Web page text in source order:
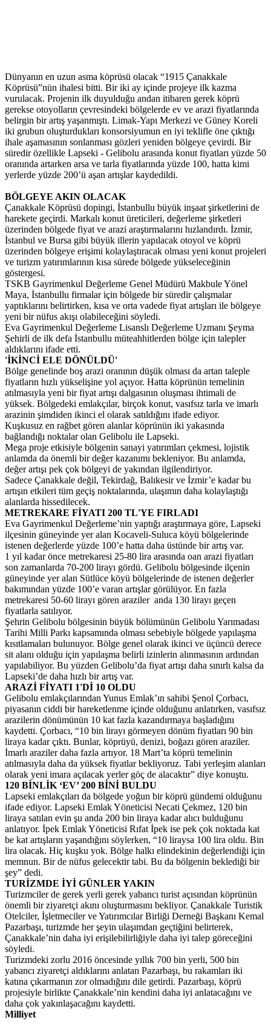
Dünyanın en uzun asma köprüsü olacak “1915 Çanakkale
Köprüsü”nün ihalesi bitti. Bir iki ay içinde projeye ilk kazma
vurulacak. Projenin ilk duyulduğu andan itibaren gerek köprü
gerekse otoyolların çevresindeki bölgelerde ev ve arazi fiyatlarında
belirgin bir artış yaşanmıştı. Limak-Yapı Merkezi ve Güney Koreli
iki grubun oluşturdukları konsorsiyumun en iyi teklifle öne çıktığı
ihale aşamasının sonlanması gözleri yeniden bölgeye çevirdi. Bir
süredir özellikle Lapseki - Gelibolu arasında konut fiyatları yüzde 50
oranında artarken arsa ve tarla fiyatlarında yüzde 100, hatta kimi
yerlerde yüzde 200’ü aşan artışlar kaydedildi.
BÖLGEYE AKIN OLACAK
Çanakkale Köprüsü dopingi, İstanbullu büyük inşaat şirketlerini de
harekete geçirdi. Markalı konut üreticileri, değerleme şirketleri
üzerinden bölgede fiyat ve arazi araştırmalarını hızlandırdı. İzmir,
İstanbul ve Bursa gibi büyük illerin yapılacak otoyol ve köprü
üzerinden bölgeye erişimi kolaylaştıracak olması yeni konut projeleri
ve turizm yatırımlarının kısa sürede bölgede yükseleceğinin
göstergesi.
TSKB Gayrimenkul Değerleme Genel Müdürü Makbule Yönel
Maya, İstanbullu firmalar için bölgede bir süredir çalışmalar
yaptıklarını belirtirken, kısa ve orta vadede fiyat artışları ile bölgeye
yeni bir nüfus akışı olabileceğini söyledi.
Eva Gayrimenkul Değerleme Lisanslı Değerleme Uzmanı Şeyma
Şehirli de ilk defa İstanbullu müteahhitlerden bölge için talepler
aldıklarını ifade etti.
'İKİNCİ ELE DÖNÜLDÜ'
Bölge genelinde boş arazi oranının düşük olması da artan taleple
fiyatların hızlı yükselişine yol açıyor. Hatta köprünün temelinin
atılmasıyla yeni bir fiyat artışı dalgasının oluşması ihtimali de
yüksek. Bölgedeki emlakçılar, birçok konut, vasıfsız tarla ve imarlı
arazinin şimdiden ikinci el olarak satıldığını ifade ediyor.
Kuşkusuz en rağbet gören alanlar köprünün iki yakasında
bağlandığı noktalar olan Gelibolu ile Lapseki.
Mega proje etkisiyle bölgenin sanayi yatırımları çekmesi, lojistik
anlamda da önemli bir değer kazanımı bekleniyor. Bu anlamda,
değer artışı pek çok bölgeyi de yakından ilgilendiriyor.
Sadece Çanakkale değil, Tekirdağ, Balıkesir ve İzmir’e kadar bu
artışın etkileri tüm geçiş noktalarında, ulaşımın daha kolaylaştığı
alanlarda hissedilecek.
METREKARE FİYATI 200 TL'YE FIRLADI
Eva Gayrimenkul Değerleme’nin yaptığı araştırmaya göre, Lapseki
ilçesinin güneyinde yer alan Kocaveli-Suluca köyü bölgelerinde
istenen değerlerde yüzde 100’e hatta daha üstünde bir artış var.
1 yıl kadar önce metrekaresi 25-80 lira arasında oan arazi fiyatları
son zamanlarda 70-200 lirayı gördü. Gelibolu bölgesinde ilçenin
güneyinde yer alan Sütlüce köyü bölgelerinde de istenen değerler
bakımından yüzde 100’e varan artışlar görülüyor. En fazla
metrekaresi 50-60 lirayı gören araziler anda 130 lirayı geçen
fiyatlarla satılıyor.
Şehrin Gelibolu bölgesinin büyük bölümünün Gelibolu Yarımadası
Tarihi Milli Parkı kapsamında olması sebebiyle bölgede yapılaşma
kısıtlamaları bulunuyor. Bölge genel olarak ikinci ve üçüncü derece
sit alanı olduğu için yapılaşma belirli izinlerin alınmasının ardından
yapılabiliyor. Bu yüzden Gelibolu’da fiyat artışı daha sınırlı kalsa da
Lapseki’de daha hızlı bir artış var.
ARAZİ FİYATI 1'Dİ 10 OLDU
Gelibolu emlakçılarından Yunus Emlak’ın sahibi Şenol Çorbacı,
piyasanın ciddi bir hareketlenme içinde olduğunu anlatırken, vasıfsız
arazilerin dönümünün 10 kat fazla kazandırmaya başladığını
kaydetti. Çorbacı, “10 bin lirayı görmeyen dönüm fiyatları 90 bin
liraya kadar çıktı. Bunlar, köprüyü, denizi, boğazı gören araziler.
İmarlı araziler daha fazla artıyor. 18 Mart’ta köprü temelinin
atılmasıyla daha da yüksek fiyatlar bekliyoruz. Tabi yerleşim alanları
olarak yeni imara açılacak yerler göç de alacaktır” diye konuştu.
120 BİNLİK ‘EV’ 200 BİNİ BULDU
Lapseki emlakçıları da bölgede yoğun bir köprü gündemi olduğunu
ifade ediyor. Lapseki Emlak Yöneticisi Necati Çekmez, 120 bin
liraya satılan evin şu anda 200 bin liraya kadar alıcı bulduğunu
anlatıyor. İpek Emlak Yöneticisi Rıfat İpek ise pek çok noktada kat
be kat artışların yaşandığını söylerken, “10 liraysa 100 lira oldu. Bin
lira olacak. Hiç kuşku yok. Bölge halkı elindekinin değerlendiği için
memnun. Bir de nüfus gelecektir tabi. Bu da bölgenin beklediği bir
şey” dedi.
TURİZMDE İYİ GÜNLER YAKIN
Turizmciler de gerek yerli gerek yabancı turist açısından köprünün
önemli bir ziyaretçi akını oluşturmasını bekliyor. Çanakkale Turistik
Otelciler, İşletmeciler ve Yatırımcılar Birliği Derneği Başkanı Kemal
Pazarbaşı, turizmde her şeyin ulaşımdan geçtiğini belirterek,
Çanakkale’nin daha iyi erişilebilirliğiyle daha iyi talep göreceğini
söyledi.
Turizmdeki zorlu 2016 öncesinde yıllık 700 bin yerli, 500 bin
yabancı ziyaretçi aldıklarını anlatan Pazarbaşı, bu rakamları iki
katına çıkarmanın zor olmadığını dile getirdi. Pazarbaşı, köprü
projesiyle birlikte Çanakkale’nin kendini daha iyi anlatacağını ve
daha çok yakınlaşacağını kaydetti.
Milliyet